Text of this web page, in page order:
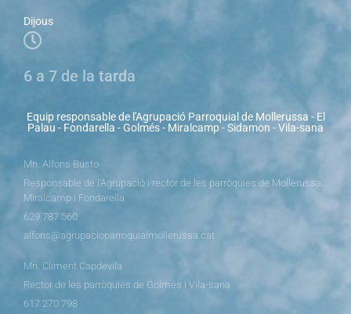
Dijous
6 a 7 de la tarda
Equip responsable de l'Agrupació Parroquial de Mollerussa - El
Palau - Fondarella - Golmés - Miralcamp - Sidamon - Vila-sana
Mn. Alfons Busto
Responsable de l’Agrupació i rector de les parròquies de Mollerussa,
Miralcamp i Fondarella
629 787 560
alfons@agrupacioparroquialmollerussa.cat
Mn. Climent Capdevila
Rector de les parròquies de Golmés i Vila-sana
617 270 798